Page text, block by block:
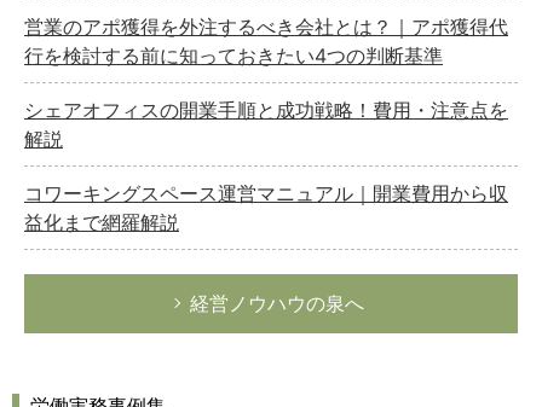
営業のアポ獲得を外注するべき会社とは？｜アポ獲得代
行を検討する前に知っておきたい4つの判断基準
シェアオフィスの開業手順と成功戦略！費用・注意点を
解説
コワーキングスペース運営マニュアル｜開業費用から収
益化まで網羅解説
経営ノウハウの泉へ